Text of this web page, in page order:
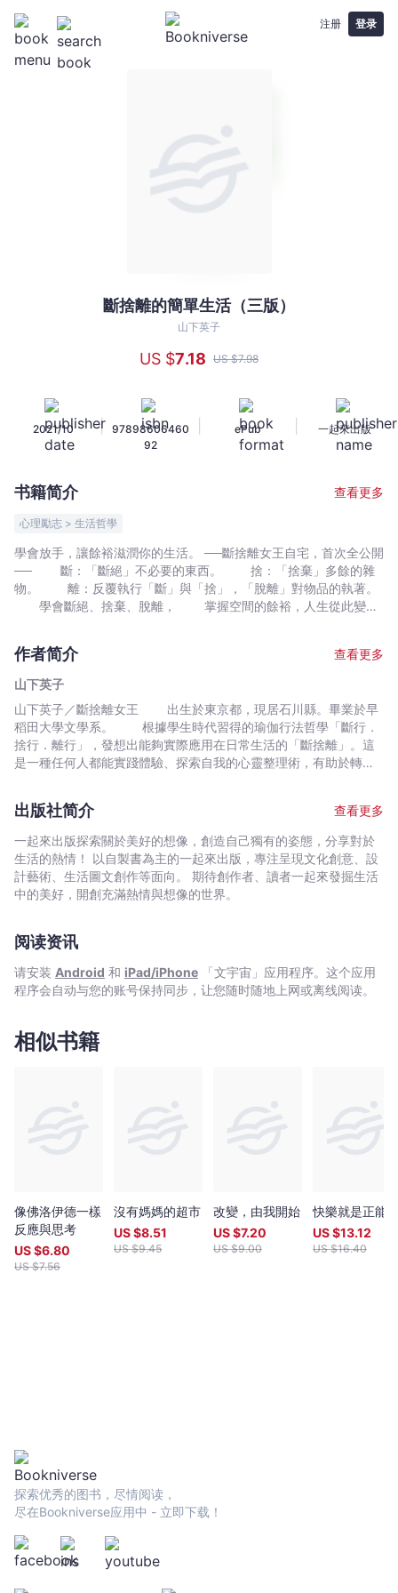
注册 登录
版）
-
下
英
文
宙
｜
Bookniverse
斷捨離的簡單生活（三版）
山下英子
US $7.18 US $7.98
2021/10 | 97898606460
92
ePub 一起來出版
书籍简介 查看更多
心理勵志 > 生活哲學
學會放手，讓餘裕滋潤你的生活。 ──斷捨離女王自宅，首次全公開
── 斷：「斷絕」不必要的東西。 捨：「捨棄」多餘的雜
物。 離：反覆執行「斷」與「捨」，「脫離」對物品的執著。
學會斷絕、捨棄、脫離， 掌握空間的餘裕，人生從此變得
細細品味簡單生活帶來的美好滋潤。 ★ 歡迎參觀我的日常
起居空間 【食的空間】 ✔讓廚房成為家的主角 ✔小廚房變大空
間 ✔一個人吃飯更要用心擺設 【衣的空間】 ✔衣服和食物同樣
講究當季 ✔先丟掉舊東西才買新東西 【睡的空間】 ✔必須讓你
有充分的歸屬感 ✔首要條件是安全與安心 【住的空間】 ✔客廳
絕不放沙發 ✔家裡越凌亂植物越容易枯萎 ✔將窗框當成畫框
【洗的空間】 ✔看不到的更要留意 ✔小地方更要捨得花錢善待自己
西要派得上用場 【走的空間】 ✔乾淨的家不需要拖鞋 ✔出於不
安的購買不會令你心安 ★ 簡簡單單，卻蘊含無限價值 認
真看待家中的一切，你將發現，空間與物品的「能量」會讓人提高
自我評價，進而讓生活游刃有餘──這就是斷捨離女王的用物哲學。
★ 斷捨離再進化：不只是整理，更是心靈的改造 究竟什麼
是斷捨離呢？只要把東西通通丟掉就好了嗎？不是的。 斷捨離
也不過是表面的遮掩罷了。此外，過度清潔油脂也會導致皮膚乾
「房間凌亂」令人頭大，可是「空無一物」也很無趣、枯燥乏味。
因此，斷捨離不只是徹底清空「不愉快」、「不合適」、「不需
「餘裕」。這種時間、空間、人際關係的餘裕，正是滋潤生活的
「美」。 「一個人的時候可以放鬆，與好朋友相聚時也能一起
作者简介
查看更多
山下英子
山下英子／斷捨離女王 出生於東京都，現居石川縣。畢業於早
稻田大學文學系。 根據學生時代習得的瑜伽行法哲學「斷行．
捨行．離行」，發想出能夠實際應用在日常生活的「斷捨離」。這
是一種任何人都能實踐體驗、探索自我的心靈整理術，有助於轉換
誌、電視節目、廣播節目等各種媒體。
出版社简介
查看更多
一起來出版探索關於美好的想像，創造自己獨有的姿態，分享對於
生活的熱情！ 以自製書為主的一起來出版，專注呈現文化創意、設
計藝術、生活圖文創作等面向。 期待創作者、讀者一起來發掘生活
中的美好，開創充滿熱情與想像的世界。
阅读资讯
请安装 Android 和 iPad/iPhone 「文宇宙」应用程序。这个应用
程序会自动与您的账号保持同步，让您随时随地上网或离线阅读。
相似书籍
像佛洛伊德一樣
反應與思考
US $6.80
US $7.56
沒有媽媽的超市
US $8.51
US $9.45
改變，由我開始
US $7.20
US $9.00
快樂就是正能
US $13.12
US $16.40
探索优秀的图书，尽情阅读，
尽在Bookniverse应用中 - 立即下载！